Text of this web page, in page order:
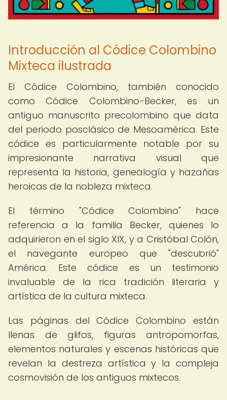
Introducción al Códice Colombino
Mixteca ilustrada
El Códice Colombino, también conocido
como Códice Colombino-Becker, es un
antiguo manuscrito precolombino que data
del periodo posclásico de Mesoamérica. Este
códice es particularmente notable por su
impresionante narrativa visual que
representa la historia, genealogía y hazañas
heroicas de la nobleza mixteca.
El término "Códice Colombino" hace
referencia a la familia Becker, quienes lo
adquirieron en el siglo XIX, y a Cristóbal Colón,
el navegante europeo que "descubrió"
América. Este códice es un testimonio
invaluable de la rica tradición literaria y
artística de la cultura mixteca.
Las páginas del Códice Colombino están
llenas de glifos, figuras antropomorfas,
elementos naturales y escenas históricas que
revelan la destreza artística y la compleja
cosmovisión de los antiguos mixtecos.